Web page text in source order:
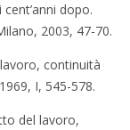
dopo.
2003, 47-70.
continuità
I, 545-578.
del lavoro,